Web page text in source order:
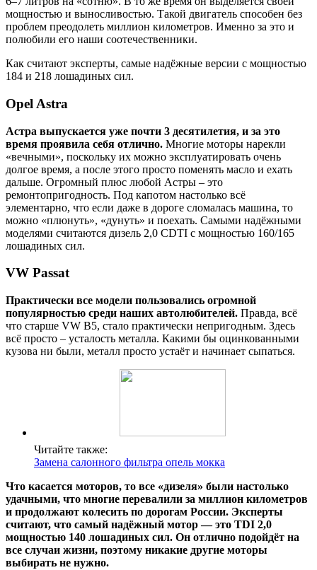
мощностью и выносливостью. Такой двигатель способен без
проблем преодолеть миллион километров. Именно за это и
полюбили его наши соотечественники.
Как считают эксперты, самые надёжные версии с мощностью
184 и 218 лошадиных сил.
Opel Astra
Астра выпускается уже почти 3 десятилетия, и за это
время проявила себя отлично. Многие моторы нарекли
«вечными», поскольку их можно эксплуатировать очень
долгое время, а после этого просто поменять масло и ехать
дальше. Огромный плюс любой Астры – это
ремонтопригодность. Под капотом настолько всё
элементарно, что если даже в дороге сломалась машина, то
можно «плюнуть», «дунуть» и поехать. Самыми надёжными
моделями считаются дизель 2,0 CDTI с мощностью 160/165
лошадиных сил.
VW Passat
Практически все модели пользовались огромной
популярностью среди наших автолюбителей. Правда, всё
что старше VW B5, стало практически непригодным. Здесь
всё просто – усталость металла. Какими бы оцинкованными
кузова ни были, металл просто устаёт и начинает сыпаться.
Читайте также:
Замена салонного фильтра опель мокка
Что касается моторов, то все «дизеля» были настолько
удачными, что многие перевалили за миллион километров
и продолжают колесить по дорогам России. Эксперты
считают, что самый надёжный мотор — это TDI 2,0
мощностью 140 лошадиных сил. Он отлично подойдёт на
все случаи жизни, поэтому никакие другие моторы
выбирать не нужно.